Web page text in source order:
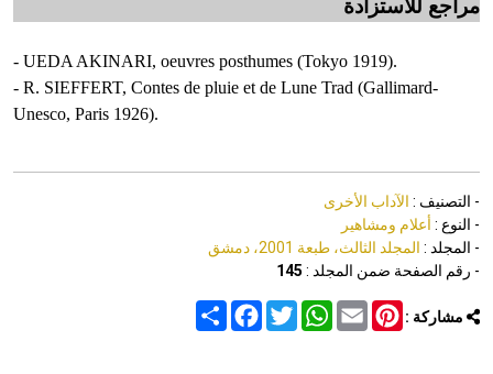
مراجع للاستزادة
- UEDA AKINARI, oeuvres posthumes (Tokyo 1919).
- R. SIEFFERT, Contes de pluie et de Lune Trad (Gallimard-
Unesco, Paris 1926).
- التصنيف : الآداب الأخرى
- النوع : أعلام ومشاهير
- المجلد : المجلد الثالث، طبعة 2001، دمشق
- رقم الصفحة ضمن المجلد : 145
مشاركة : Share
FacebookTwitter
WhatsAppEmail
Pinterest